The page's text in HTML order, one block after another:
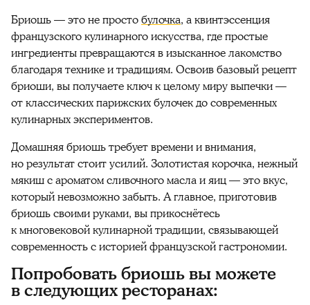
Бриошь — это не простобулочка, а квинтэссенция
французского кулинарного искусства, где простые
ингредиенты превращаются в изысканное лакомство
благодаря технике и традициям. Освоив базовый рецепт
бриоши, вы получаете ключ к целому миру выпечки —
от классических парижских булочек до современных
кулинарных экспериментов.
Домашняя бриошь требует времени и внимания,
но результат стоит усилий. Золотистая корочка, нежный
мякиш с ароматом сливочного масла и яиц — это вкус,
который невозможно забыть. А главное, приготовив
бриошь своими руками, вы прикоснётесь
к многовековой кулинарной традиции, связывающей
современность с историей французской гастрономии.
Попробовать бриошь вы можете
в следующих ресторанах: